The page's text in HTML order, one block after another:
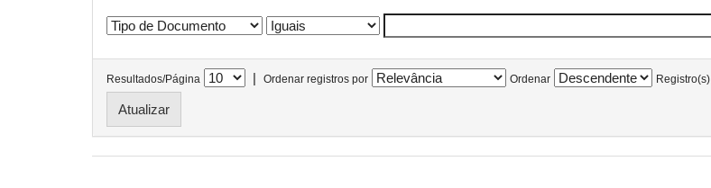
Resultados/Página | Ordenar registros por Ordenar Registro(s)